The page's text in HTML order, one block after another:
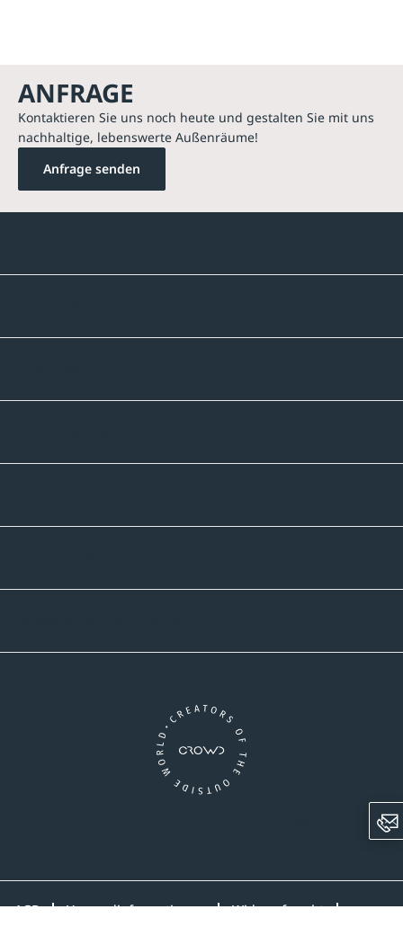
ANFRAGE
Kontaktieren Sie uns noch heute und gestalten Sie mit uns
nachhaltige, lebenswerte Außenräume!
Anfrage senden
AGB Versandinformationen Widerrufsrecht